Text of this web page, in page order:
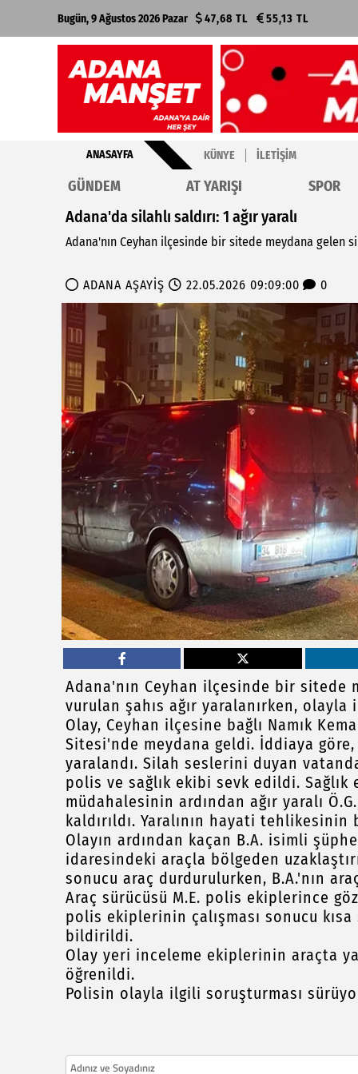
Bugün, 9 Ağustos 2026 Pazar 47,68 TL 55,13 TL
ANASAYFA KÜNYE İLETIŞIM
GÜNDEM AT YARIŞI SPOR
Adana'da silahlı saldırı: 1 ağır yaralı
Adana'nın Ceyhan ilçesinde bir sitede meydana gelen
ADANA AŞAYİŞ 22.05.2026 09:09:00 0
Adana'nın Ceyhan ilçesinde bir sitede
vurulan şahıs ağır yaralanırken,
Olay, Ceyhan ilçesine bağlı Namık
Sitesi'nde meydana geldi. İddiaya
yaralandı. Silah seslerini duyan
polis ve sağlık ekibi sevk edildi.
müdahalesinin ardından ağır yaralı
kaldırıldı. Yaralının hayati
Olayın ardından kaçan B.A. isimli
idaresindeki araçla bölgeden
sonucu araç durdurulurken, B.A.'nın
Araç sürücüsü M.E. polis ekiplerince
polis ekiplerinin çalışması sonucu kısa
bildirildi.
Olay yeri inceleme ekiplerinin araçta
öğrenildi.
Polisin olayla ilgili soruşturması